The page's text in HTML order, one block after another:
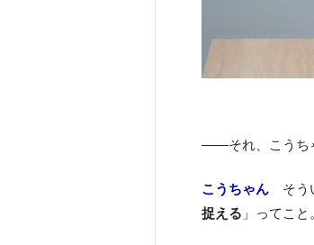
――それ、こうち
こうちゃん そう
捉える 」ってこと